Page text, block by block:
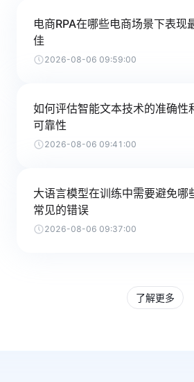
电商RPA在哪些电商场景下表现
佳
2026-08-06 09:59:00
如何评估智能文本技术的准确性
可靠性
2026-08-06 09:41:00
大语言模型在训练中需要避免哪
常见的错误
2026-08-06 09:37:00
了解更多